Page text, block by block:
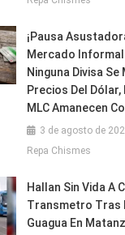
¡Pausa
Mercado Informal
Ninguna Divisa Se
Precios Del Dólar,
MLC Amanecen
3 de agosto de
Repa Chismes
Hallan Sin Vida A
Transmetro Tras
Guagua En